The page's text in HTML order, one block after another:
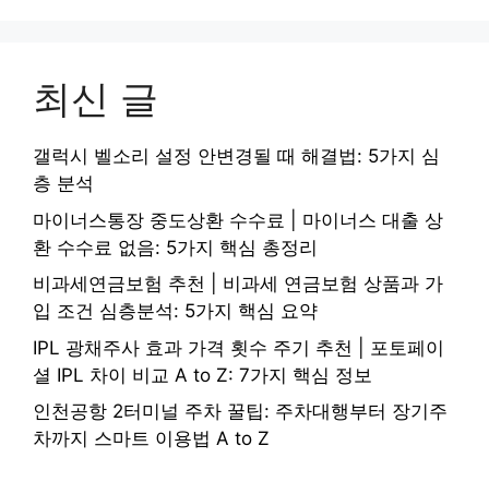
최신 글
갤럭시 벨소리 설정 안변경될 때 해결법: 5가지 심
층 분석
마이너스통장 중도상환 수수료 | 마이너스 대출 상
환 수수료 없음: 5가지 핵심 총정리
비과세연금보험 추천 | 비과세 연금보험 상품과 가
입 조건 심층분석: 5가지 핵심 요약
IPL 광채주사 효과 가격 횟수 주기 추천 | 포토페이
셜 IPL 차이 비교 A to Z: 7가지 핵심 정보
인천공항 2터미널 주차 꿀팁: 주차대행부터 장기주
차까지 스마트 이용법 A to Z